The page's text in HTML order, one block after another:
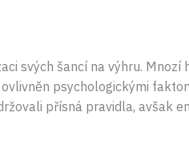
svých šancí na výhru. Mnozí
psychologickými
přísná pravidla, avšak